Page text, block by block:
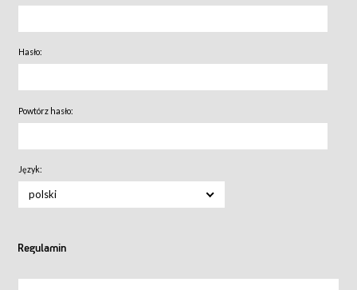
Hasło:
Powtórz hasło:
Język:
polski
Regulamin